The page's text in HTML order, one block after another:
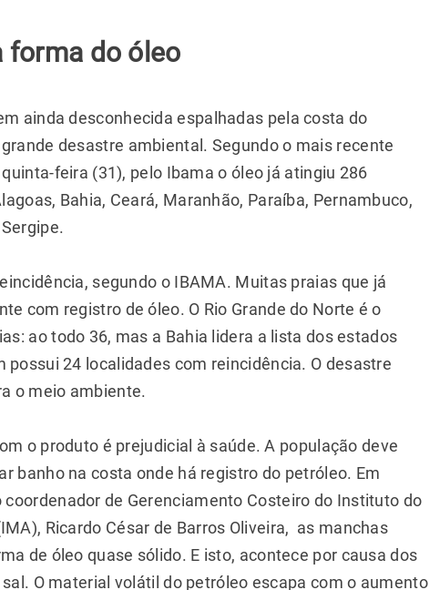
forma do óleo
ainda desconhecida espalhadas pela costa do
desastre ambiental. Segundo o mais recente
feira (31), pelo Ibama o óleo já atingiu 286
Bahia, Ceará, Maranhão, Paraíba, Pernambuco,
segundo o IBAMA. Muitas praias que já
com registro de óleo. O Rio Grande do Norte é o
ao todo 36, mas a Bahia lidera a lista dos estados
24 localidades com reincidência. O desastre
o meio ambiente.
o produto é prejudicial à saúde. A população deve
banho na costa onde há registro do petróleo. Em
de Gerenciamento Costeiro do Instituto do
Ricardo César de Barros Oliveira, as manchas
de óleo quase sólido. E isto, acontece por causa dos
sal. O material volátil do petróleo escapa com o aumento